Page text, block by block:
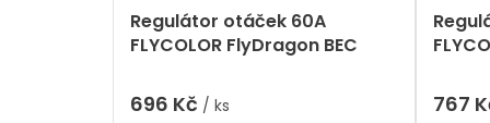
Regulátor otáček 60A
FLYCOLOR FlyDragon BEC
696 Kč / ks 767